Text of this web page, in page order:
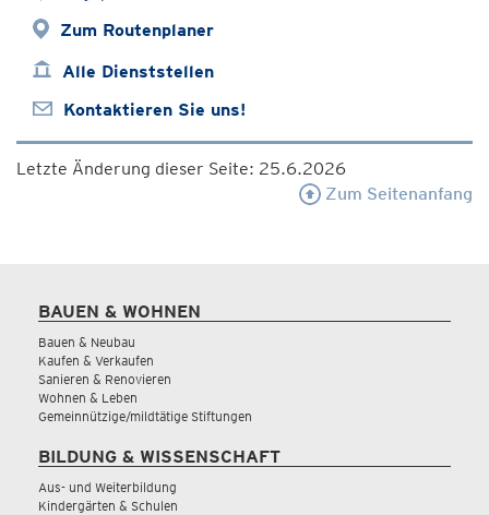
Zum Routenplaner
Alle Dienststellen
Kontaktieren Sie uns!
Letzte Änderung dieser Seite: 25.6.2026
Zum Seitenanfang
BAUEN & WOHNEN
Bauen & Neubau
Kaufen & Verkaufen
Sanieren & Renovieren
Wohnen & Leben
Gemeinnützige/mildtätige Stiftungen
BILDUNG & WISSENSCHAFT
Aus- und Weiterbildung
Kindergärten & Schulen